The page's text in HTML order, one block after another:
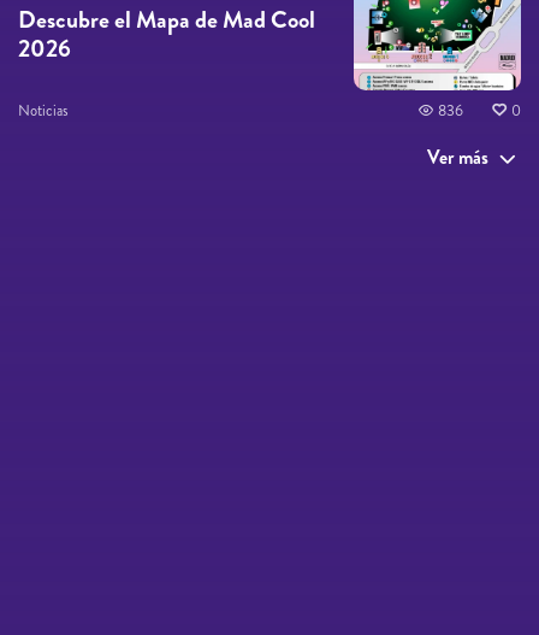
Descubre el Mapa de Mad Cool
2026
Noticias 836 0
Ver más